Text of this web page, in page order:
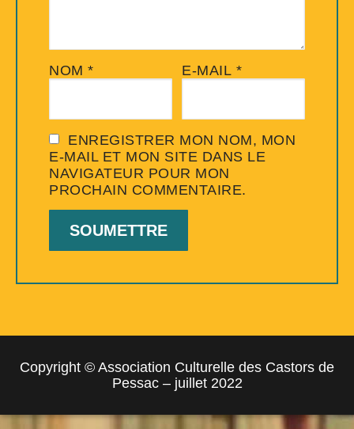
NOM * E-MAIL *
ENREGISTRER MON NOM, MON
E-MAIL ET MON SITE DANS LE
NAVIGATEUR POUR MON
PROCHAIN COMMENTAIRE.
Copyright © Association Culturelle des Castors de
Pessac – juillet 2022